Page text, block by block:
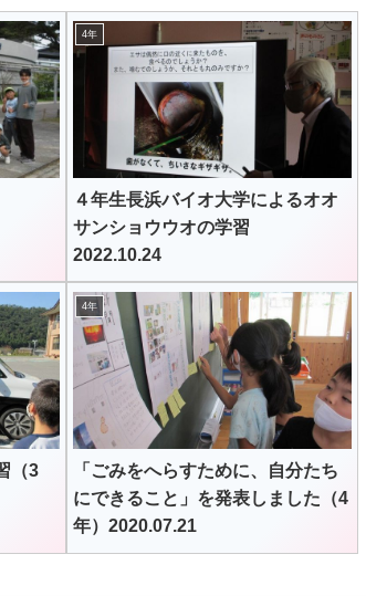
4年
４年生長浜バイオ大学によるオオ
サンショウウオの学習
2022.10.24
（3
4年
「ごみをへらすために、自分たち
にできること」を発表しました（4
年）2020.07.21